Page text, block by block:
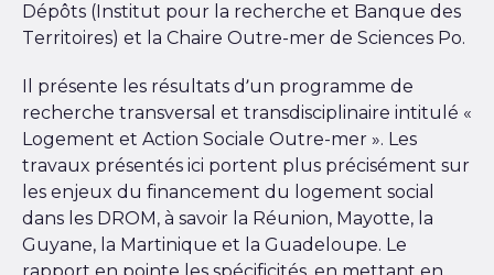
Dépôts (Institut pour la recherche et Banque des
Territoires) et la Chaire Outre-mer de Sciences Po.
Il présente les résultats d’un programme de
recherche transversal et transdisciplinaire intitulé «
Logement et Action Sociale Outre-mer ». Les
travaux présentés ici portent plus précisément sur
les enjeux du financement du logement social
dans les DROM, à savoir la Réunion, Mayotte, la
Guyane, la Martinique et la Guadeloupe. Le